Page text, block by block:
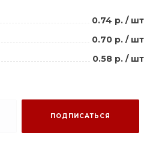
0.74 р. / шт
0.70 р. / шт
0.58 р. / шт
ПОДПИСАТЬСЯ